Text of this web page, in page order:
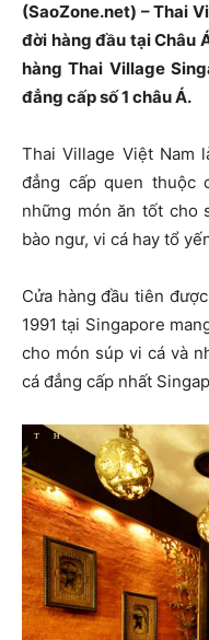
(SaoZone.net) – Thai
đời hàng đầu tại Châu
hàng Thai Village
đẳng cấp số 1 châu Á.
Thai Village Việt Nam
đẳng cấp quen thuộc
những món ăn tốt cho
bào ngư, vi cá hay tổ
Cửa hàng đầu tiên
1991 tại Singapore
cho món súp vi cá và
cá đẳng cấp nhất